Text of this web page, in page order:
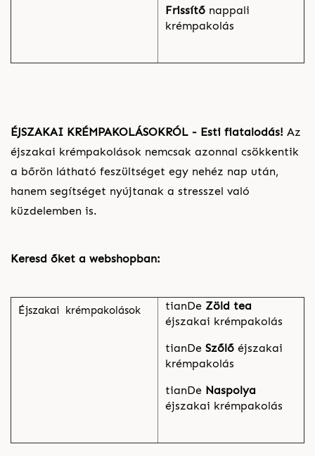
Frissítő nappali
krémpakolás
ÉJSZAKAI KRÉMPAKOLÁSOKRÓL - Esti fiatalodás! Az
éjszakai krémpakolások nemcsak azonnal csökkentik
a bőrön látható feszültséget egy nehéz nap után,
hanem segítséget nyújtanak a stresszel való
küzdelemben is.
Keresd őket a webshopban:
Éjszakai krémpakolások tianDe Zöld tea
éjszakai krémpakolás
tianDe Szőlő éjszakai
krémpakolás
tianDe Naspolya
éjszakai krémpakolás